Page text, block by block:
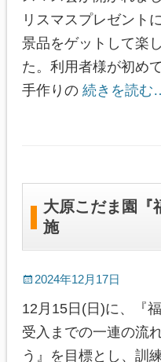
リスマスプレゼント
景品をゲットして楽
た。利用者様が初め
手作りの 続きを読む
大原こだま園『
施
2024年12月17日
12月15日(日)に、『
受入までの一連の流
う』を目標とし、訓